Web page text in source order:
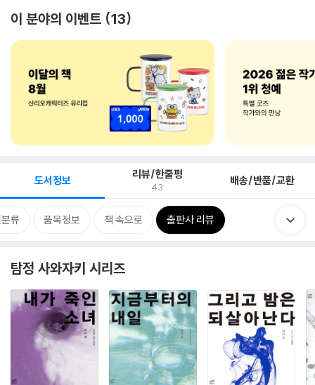
이 분야의 이벤트 13
도서정보 리뷰/한줄평
43 배송/반품/교환
류 품목정보 책 속으로 출판사 리뷰
탐정 사와자키 시리즈